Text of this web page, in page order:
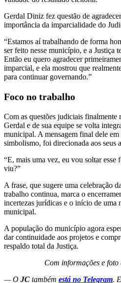
Gerdal Diniz fez questão de
importância da imparcialidade do
“Estamos aí trabalhando de forma
ser feito nesse município, e a Justiça
Então eu quero agradecer
imparcial, e ela mostrou que
para continuar governando.”
Foco no trabalho
Com as questões judiciais
Gerdal e de sua equipe se volta
municipal. A mensagem final dele
simbolismo, foi direcionada aos seus
“E, mais uma vez, eu vou soltar esse
viu?”
A frase, que sugere uma celebração
trabalho continua, marca o
incertezas jurídicas e o início de uma
municipal.
A população do município agora
dar continuidade aos projetos e
respaldo total da Justiça.
Com informações e
— O JC também está no Telegram.